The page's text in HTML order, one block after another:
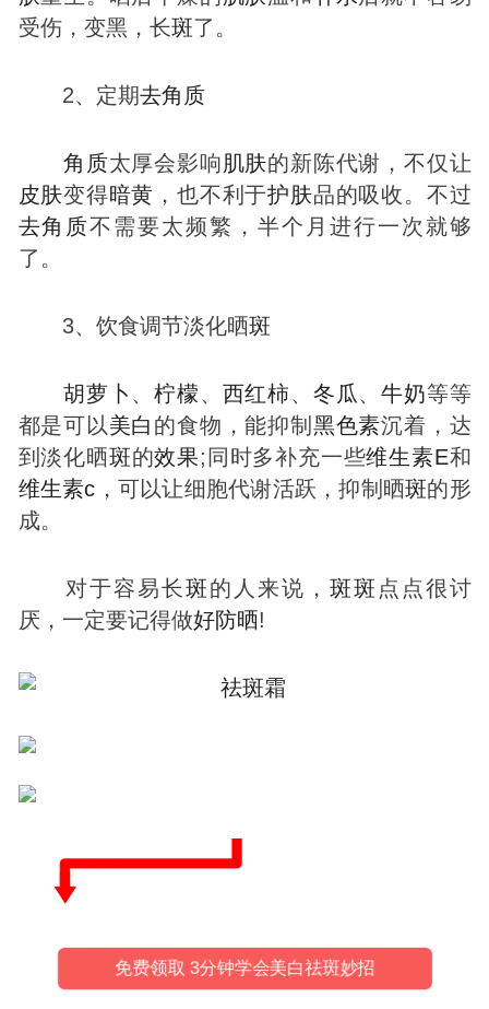
受伤，变黑，长斑了。
2、定期去角质
角质太厚会影响肌肤的新陈代谢，不仅让
皮肤变得暗黄 ，也不利于护肤品的吸收。不过
去角质不需要太频繁，半个月进行一次就够
了。
3、饮食调节淡化晒斑
胡萝卜 、柠檬、 西红柿、 冬瓜、牛奶等等
都是可以美白 的食物，能抑制 黑色素沉着，达
到淡化晒斑的效果;同时多补充一些维生素E和
维生素c ，可以让细胞代谢活跃，抑制晒斑的形
成。
对于容易长斑的人来说， 斑斑 点点很讨
厌，一定要记得做好防晒!
免费领取 3分钟学会美白祛斑妙招